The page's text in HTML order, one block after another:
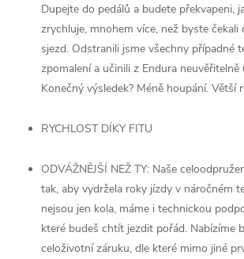
Dupejte do pedálů a budete překvapeni,
zrychluje, mnohem více, než byste čekali
sjezd. Odstranili jsme všechny případné
zpomalení a učinili z Endura
Konečný výsledek? Méně houpání. Větší
RYCHLOST DÍKY FITU
ODVÁŽNĚJŠÍ NEŽ TY: Naše
tak, aby vydržela roky jízdy v náročném
nejsou jen kola, máme i technickou
které budeš chtít jezdit pořád. Nabízíme
celoživotní záruku, dle které mimo jiné